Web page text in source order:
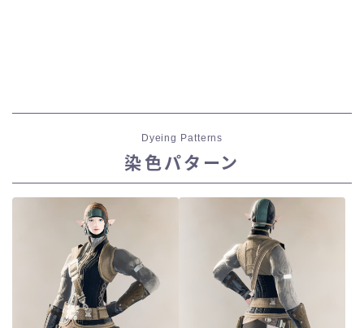
Dyeing Patterns
染色パターン